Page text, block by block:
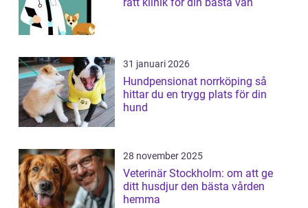
31 januari 2026
Hundpensionat norrköping så
hittar du en trygg plats för din
hund
28 november 2025
Veterinär Stockholm: om att ge
ditt husdjur den bästa vården
hemma